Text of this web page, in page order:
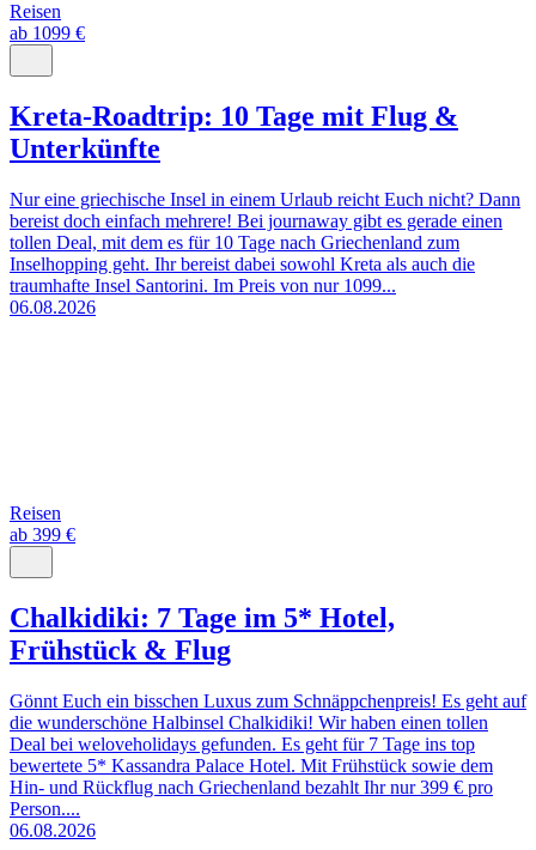
Reisen
ab 1099 €
Kreta-Roadtrip: 10 Tage mit Flug &
Unterkünfte
Nur eine griechische Insel in einem Urlaub reicht Euch nicht? Dann
bereist doch einfach mehrere! Bei journaway gibt es gerade einen
tollen Deal, mit dem es für 10 Tage nach Griechenland zum
Inselhopping geht. Ihr bereist dabei sowohl Kreta als auch die
traumhafte Insel Santorini. Im Preis von nur 1099...
06.08.2026
Reisen
ab 399 €
Chalkidiki: 7 Tage im 5* Hotel,
Frühstück & Flug
Gönnt Euch ein bisschen Luxus zum Schnäppchenpreis! Es geht auf
die wunderschöne Halbinsel Chalkidiki! Wir haben einen tollen
Deal bei weloveholidays gefunden. Es geht für 7 Tage ins top
bewertete 5* Kassandra Palace Hotel. Mit Frühstück sowie dem
Hin- und Rückflug nach Griechenland bezahlt Ihr nur 399 € pro
Person....
06.08.2026